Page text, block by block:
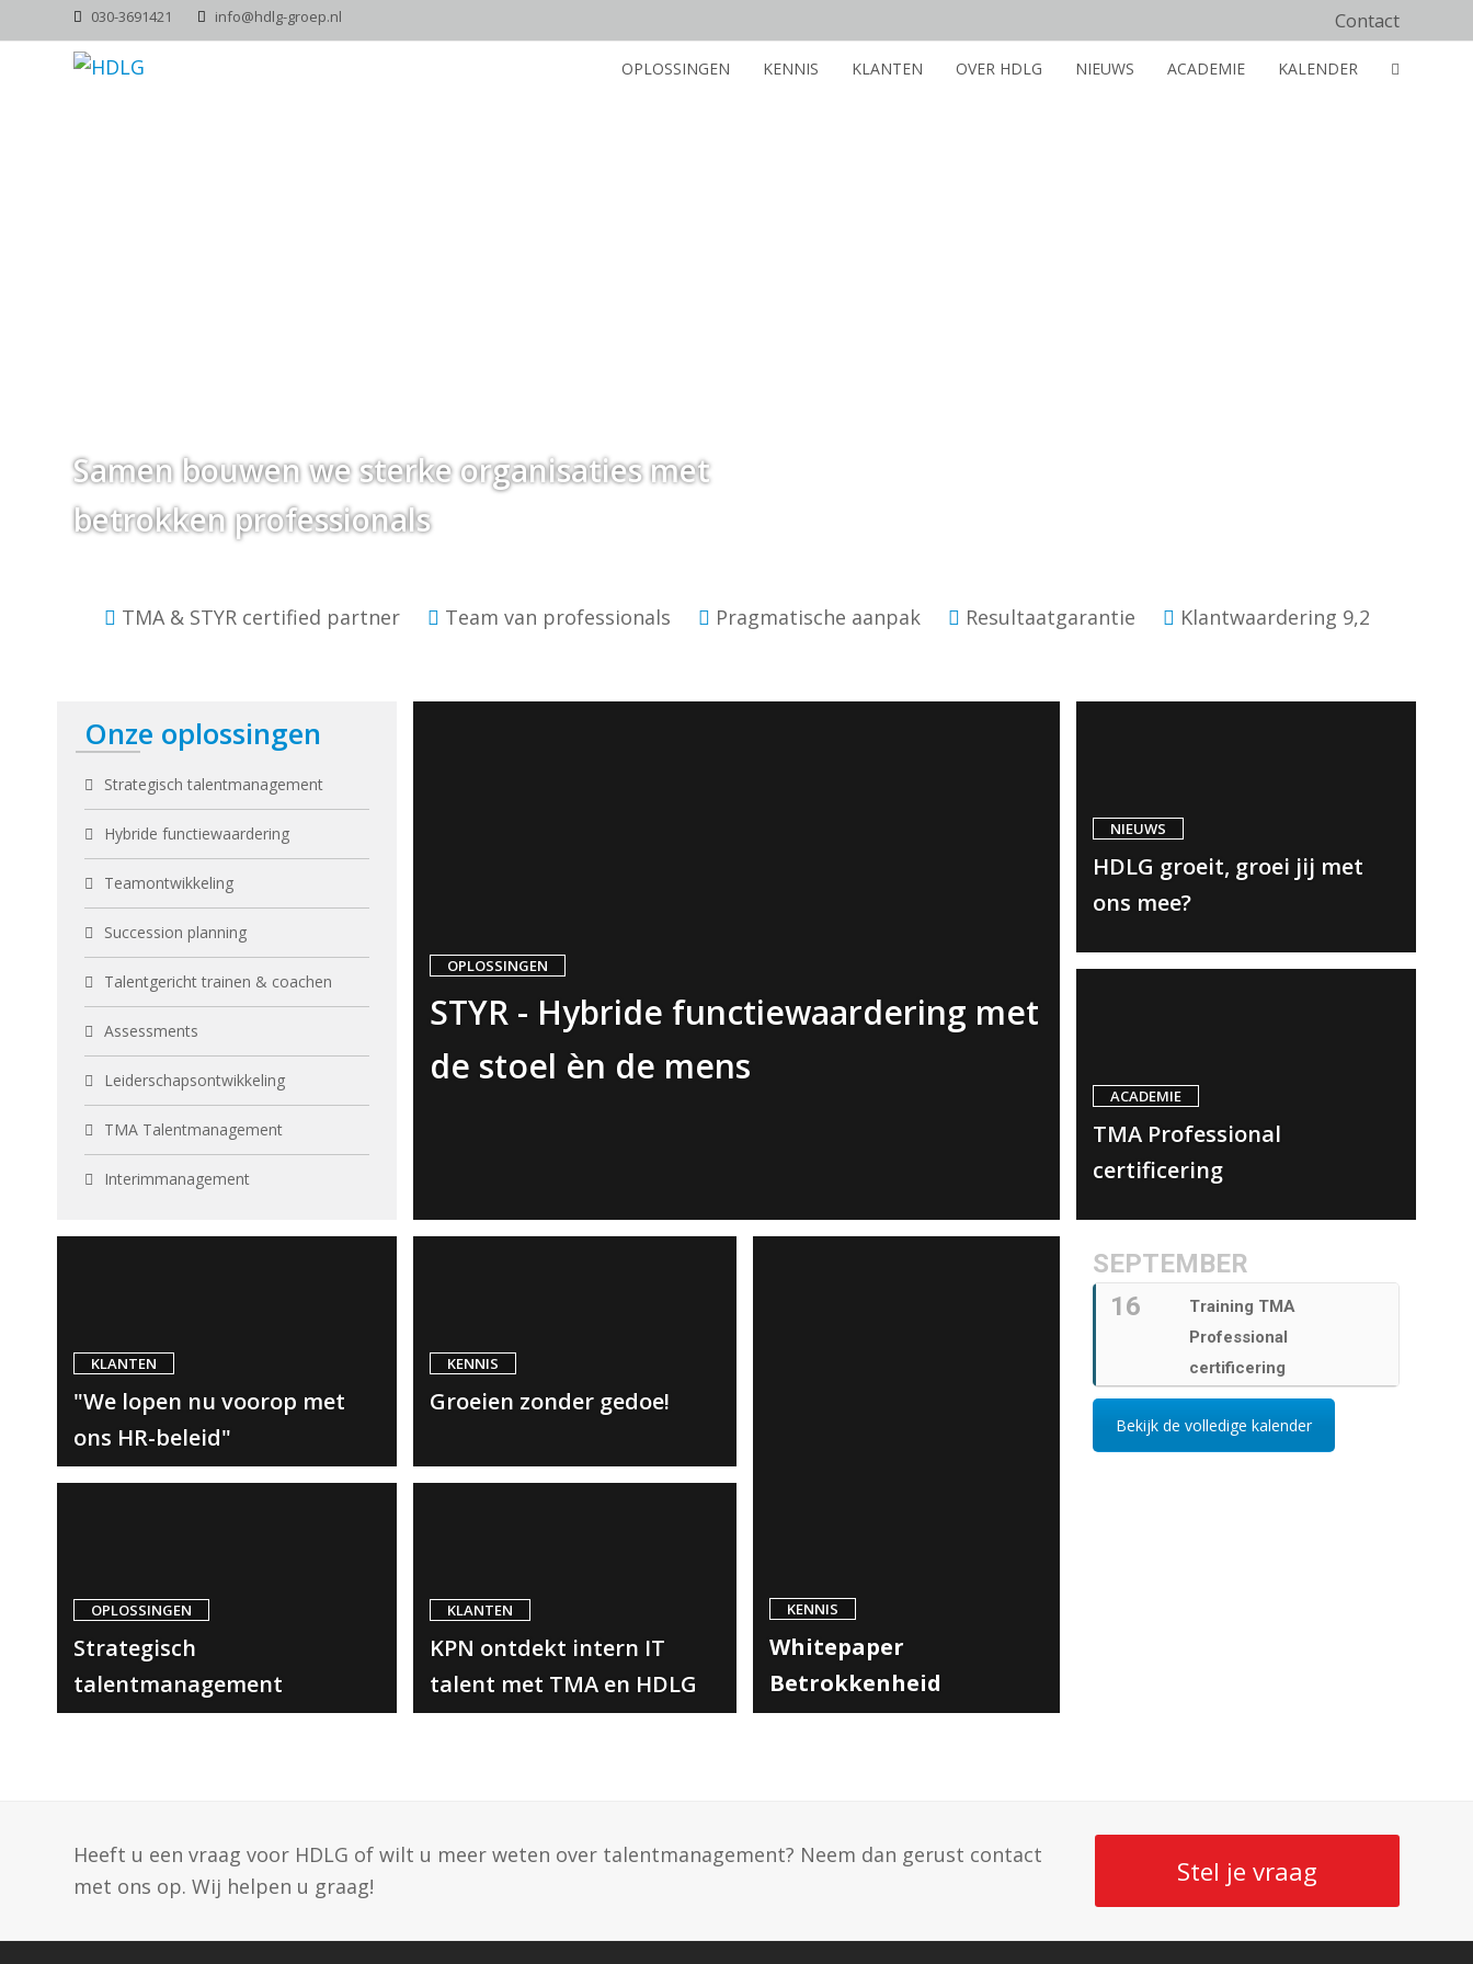
030-3691421 info@hdlg-groep.nl Contact
OPLOSSINGEN KENNIS KLANTEN OVER HDLG NIEUWS ACADEMIE KALENDER
Samen bouwen we sterke organisaties met
betrokken professionals
TMA & STYR certified partner Team van professionals Pragmatische aanpak Resultaatgarantie Klantwaardering 9,2
Onze oplossingen
Strategisch talentmanagement
Hybride functiewaardering
Teamontwikkeling
Succession planning
Talentgericht trainen & coachen
Assessments
Leiderschapsontwikkeling
TMA Talentmanagement
Interimmanagement
OPLOSSINGEN
STYR - Hybride functiewaardering met
de stoel èn de mens
NIEUWS
HDLG groeit, groei jij met
ons mee?
ACADEMIE
TMA Professional
certificering
KLANTEN
"We lopen nu voorop met
ons HR-beleid"
OPLOSSINGEN
Strategisch
talentmanagement
KENNIS
Groeien zonder gedoe!
KLANTEN
KPN ontdekt intern IT
talent met TMA en HDLG
KENNIS
Whitepaper
Betrokkenheid
SEPTEMBER
16
Training TMA
Professional
certificering
Bekijk de volledige kalender
Heeft u een vraag voor HDLG of wilt u meer weten over talentmanagement? Neem dan gerust contact
met ons op. Wij helpen u graag!
Stel je vraag